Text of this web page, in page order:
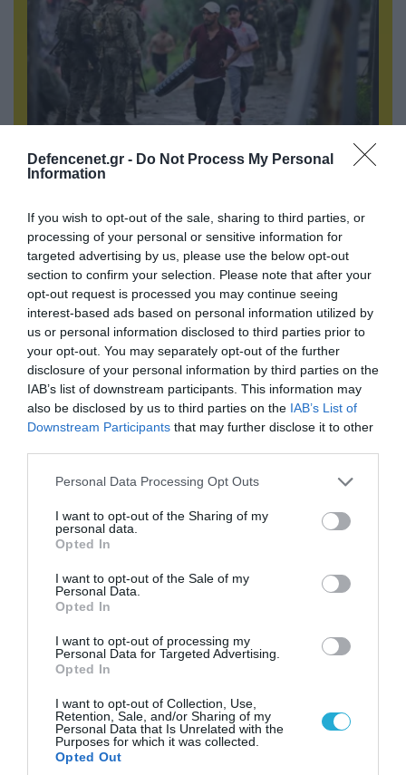
Defencenet.gr - Do Not Process My Personal
Information
If you wish to opt-out of the sale, sharing to third parties, or
processing of your personal or sensitive information for
targeted advertising by us, please use the below opt-out
section to confirm your selection. Please note that after your
opt-out request is processed you may continue seeing
interest-based ads based on personal information utilized by
us or personal information disclosed to third parties prior to
your opt-out. You may separately opt-out of the further
disclosure of your personal information by third parties on the
IAB’s list of downstream participants. This information may
also be disclosed by us to third parties on the IAB’s List of
Downstream Participants that may further disclose it to other
Please note that this website/app uses one or more Google
not limited to your visit or usage behaviour. You may click to
grant or deny consent to Google and its third-party tags to
use your data for below specified purposes in below Google
consent section.
Personal Data Processing Opt Outs
I want to opt-out of the Sharing of my
personal data.
Opted In
I want to opt-out of the Sale of my
Personal Data.
Opted In
I want to opt-out of processing my
Personal Data for Targeted Advertising.
Opted In
I want to opt-out of Collection, Use,
Retention, Sale, and/or Sharing of my
Personal Data that Is Unrelated with the
Purposes for which it was collected.
Opted Out
06.08.2026 | 09:03
Μαροκινός παράνομος μετανάστης επιτέθηκε
απείλησε ότι θα την κακοποιήσει!
05.08.2026 | 22:02
Έκτακτη εκκένωση στην πόλη μετά την
αιφνιδιαστική προώθηση των Ρώσων (βίντεο)